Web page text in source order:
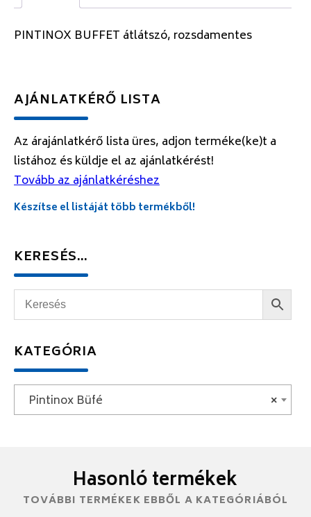
PINTINOX BUFFET átlátszó, rozsdamentes
AJÁNLATKÉRŐ LISTA
Az árajánlatkérő lista üres, adjon terméke(ke)t a
listához és küldje el az ajánlatkérést!
Tovább az ajánlatkéréshez
Készítse el listáját több termékből!
KERESÉS…
KATEGÓRIA
×
Pintinox Büfé
Hasonló termékek
TOVÁBBI TERMÉKEK EBBŐL A KATEGÓRIÁBÓL